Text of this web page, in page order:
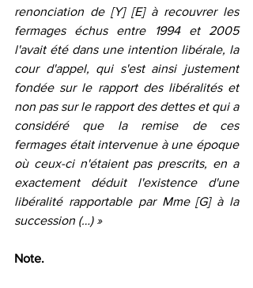
renonciation de [Y] [E] à recouvrer les
fermages échus entre 1994 et 2005
l'avait été dans une intention libérale, la
cour d'appel, qui s'est ainsi justement
fondée sur le rapport des libéralités et
non pas sur le rapport des dettes et qui a
considéré que la remise de ces
fermages était intervenue à une époque
où ceux-ci n'étaient pas prescrits, en a
exactement déduit l'existence d'une
libéralité rapportable par Mme [G] à la
succession (…) »
Note.